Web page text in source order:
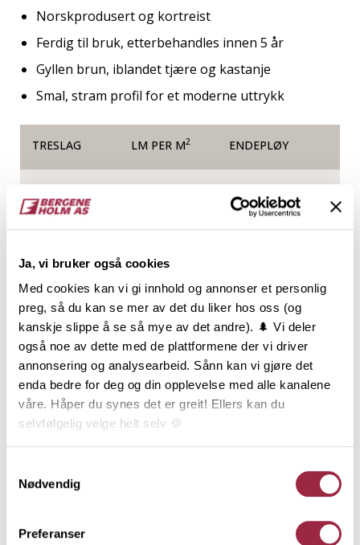
Ja, vi bruker også cookies
Med cookies kan vi gi innhold og annonser et personlig
preg, så du kan se mer av det du liker hos oss (og
kanskje slippe å se så mye av det andre). 🌲 Vi deler
også noe av dette med de plattformene der vi driver
annonsering og analysearbeid. Sånn kan vi gjøre det
enda bedre for deg og din opplevelse med alle kanalene
våre. Håper du synes det er greit! Ellers kan du
selvfølgelig velge helt selv 🍪
Nødvendig
Preferanser
Norskprodusert og kortreist
Ferdig til bruk, etterbehandles innen 5 år
Gyllen brun, iblandet tjære og kastanje
Smal, stram profil for et moderne uttrykk
TRESLAG LM PER M2 ENDEPLØY
60075703
Produktinformasjon
ÆDELBRUN Varm er tradisjonell beisfarge med en
gyllen og rødlig bruntone. Den fremstår lun og varm
og med et tjærebrunt uttrykk i fargen. ÆDELBRUN
Varm er en klassiker hos hytteeierne, men vil også
Dobbelfals rett med ett 12 mm. spor frest ut i midten.
Kledningen gir en moderne stil og passer enten
endepløyd, falset på begge sider og brukes stående.